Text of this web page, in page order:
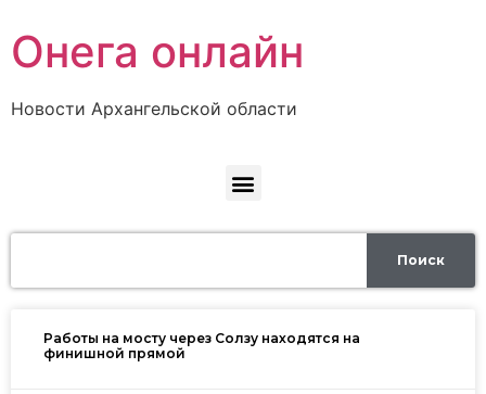
Онега онлайн
Новости Архангельской области
Поиск
Работы на мосту через Солзу находятся на
финишной прямой